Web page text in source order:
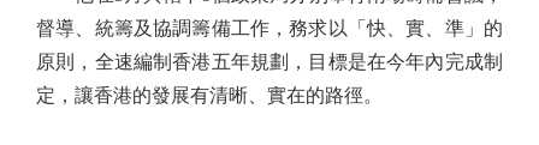
督導、統籌及協調籌備工作，務求以「快、實、準」的
原則，全速編制香港五年規劃，目標是在今年內完成制
定，讓香港的發展有清晰、實在的路徑。